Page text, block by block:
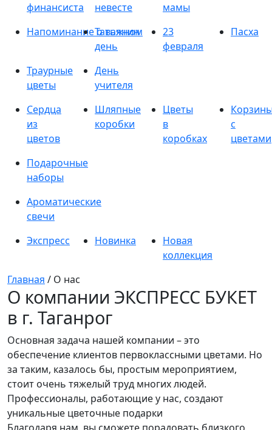
финансиста
невесте
мамы
Напоминание о важном
Татьянин
день
23
февраля
Пасха
Траурные
цветы
День
учителя
Сердца
из
цветов
Шляпные
коробки
Цветы
в
коробках
с
цветами
Подарочные
наборы
Ароматические
свечи
Экспресс
Новинка
Новая
коллекция
Главная / О нас
О компании ЭКСПРЕСС БУКЕТ
в г. Таганрог
Основная задача нашей компании – это
обеспечение клиентов первоклассными цветами. Но
за таким, казалось бы, простым мероприятием,
стоит очень тяжелый труд многих людей.
Профессионалы, работающие у нас, создают
уникальные цветочные подарки